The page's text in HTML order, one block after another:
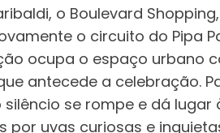
o Boulevard
o circuito do Pipa
ocupa o espaço urbano
antecede a celebração.
silêncio se rompe e dá
por uvas curiosas e